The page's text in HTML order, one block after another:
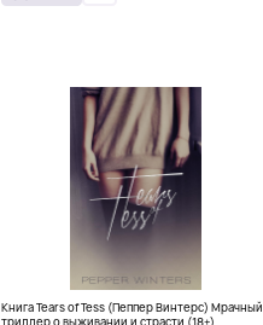
Книга Tears of Tess (Пеппер Винтерс) Мрачный
триллер о выживании и страсти (18+)